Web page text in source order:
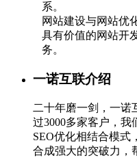
系。
网站建设与网站优
具有价值的网站开
务。
一诺互联介绍
二十年磨一剑，一诺
过3000多家客户，我
SEO优化相结合模式
合成强大的突破力，